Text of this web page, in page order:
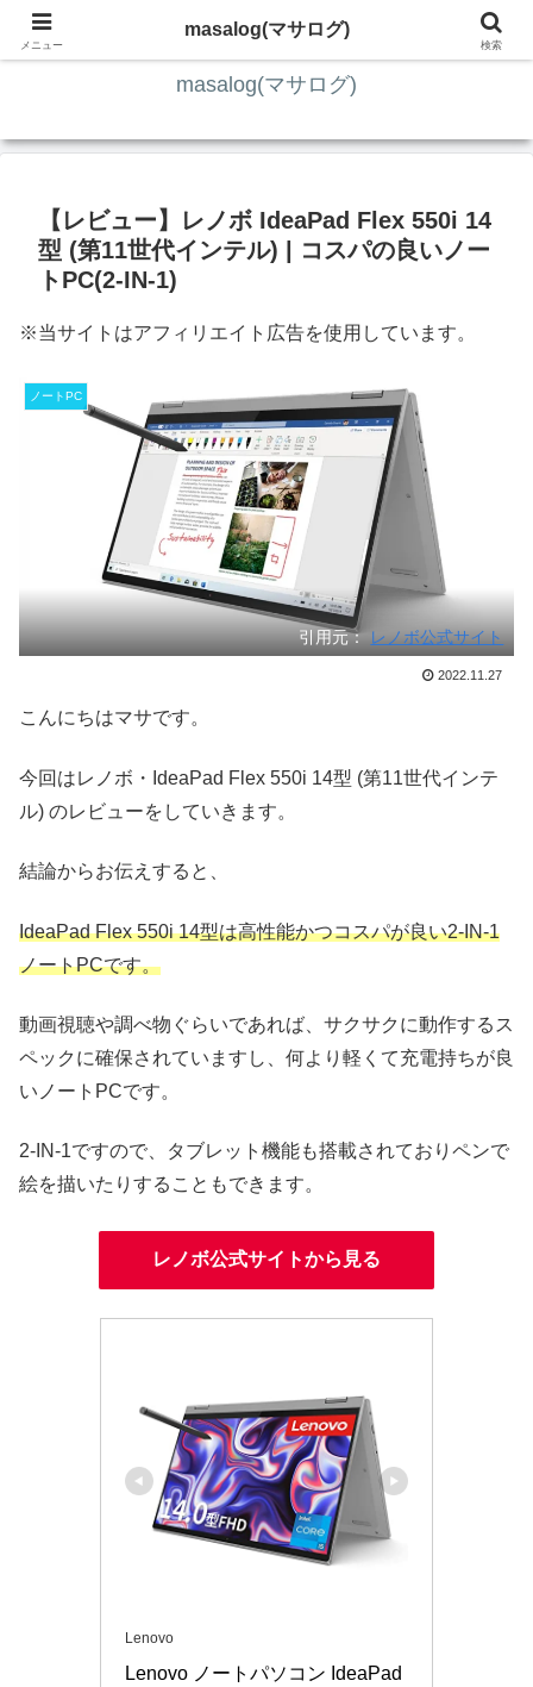
ITの知識4割・ガジェット4割・その他2割 の趣味ブログ
masalog(マサログ)
【レビュー】レノボ IdeaPad Flex 550i 14
型 (第11世代インテル) | コスパの良いノー
トPC(2-IN-1)
※当サイトはアフィリエイト広告を使用しています。
ノートPC
引用元： レノボ公式サイト
2022.11.27
こんにちはマサです。
今回はレノボ・IdeaPad Flex 550i 14型 (第11世代インテ
ル) のレビューをしていきます。
結論からお伝えすると、
IdeaPad Flex 550i 14型は高性能かつコスパが良い2-IN-1
ノートPCです。
動画視聴や調べ物ぐらいであれば、サクサクに動作するス
ペックに確保されていますし、何より軽くて充電持ちが良
いノートPCです。
2-IN-1ですので、タブレット機能も搭載されておりペンで
絵を描いたりすることもできます。
レノボ公式サイトから見る
Lenovo
Lenovo ノートパソコン IdeaPad
メニュー
masalog(マサログ)
検索